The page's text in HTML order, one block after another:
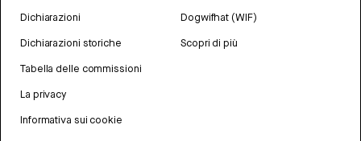
Dichiarazioni
Dichiarazioni storiche
Tabella delle commissioni
La privacy
Informativa sui cookie
Dogwifhat (WIF)
Scopri di più